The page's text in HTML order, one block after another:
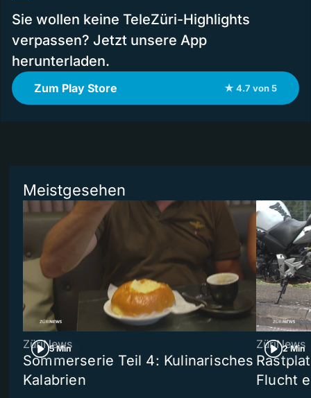
Sie wollen keine TeleZüri-Highlights
verpassen? Jetzt unsere App
herunterladen.
Zum Play Store ★ 4.7 von 5
Meistgesehen
5 Min
ZüriNews
Sommerserie Teil 4: Kulinarisches
Kalabrien
2 Min
ZüriNews
Flucht